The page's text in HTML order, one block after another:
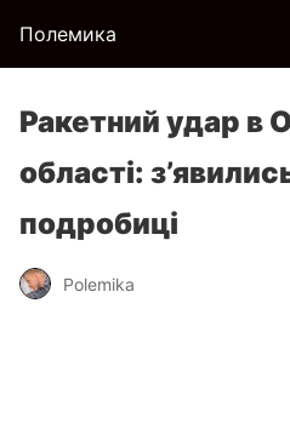
Полемика
Ракетний удар в
області:
подробиці
Polemika